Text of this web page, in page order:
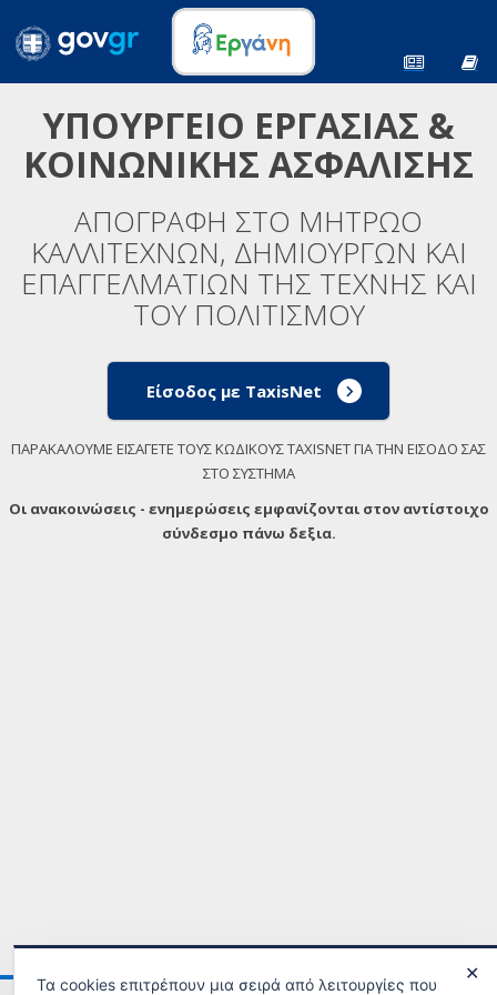
ΥΠΟΥΡΓΕΙΟ ΕΡΓΑΣΙΑΣ &
ΚΟΙΝΩΝΙΚΗΣ ΑΣΦΑΛΙΣΗΣ
ΑΠΟΓΡΑΦΗ ΣΤΟ ΜΗΤΡΩΟ
ΚΑΛΛΙΤΕΧΝΩΝ, ΔΗΜΙΟΥΡΓΩΝ ΚΑΙ
ΕΠΑΓΓΕΛΜΑΤΙΩΝ ΤΗΣ ΤΕΧΝΗΣ ΚΑΙ
ΤΟΥ ΠΟΛΙΤΙΣΜΟΥ
Είσοδος με TaxisNet
ΠΑΡΑΚΑΛΟΥΜΕ ΕΙΣΑΓΕΤΕ ΤΟΥΣ ΚΩΔΙΚΟΥΣ TAXISNET ΓΙΑ ΤΗΝ ΕΙΣΟΔΟ ΣΑΣ
ΣΤΟ ΣΥΣΤΗΜΑ
Οι ανακοινώσεις - ενημερώσεις εμφανίζονται στον αντίστοιχο
σύνδεσμο πάνω δεξια.
✕
Τα cookies επιτρέπουν μια σειρά από λειτουργίες που